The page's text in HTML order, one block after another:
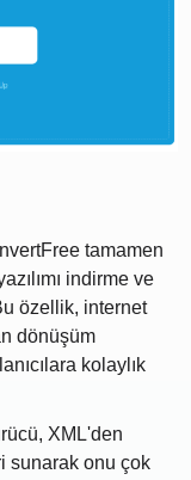
tamamen
indirme ve
özellik, internet
dönüşüm
kolaylık
XML'den
sunarak onu çok